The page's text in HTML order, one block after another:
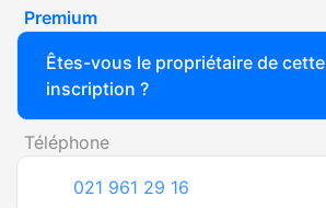
Premium
Êtes-vous le propriétaire de cette
inscription ?
Téléphone
021 961 29 16